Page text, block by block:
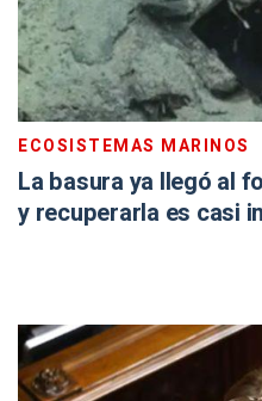
ECOSISTEMAS MARINOS
La basura ya llegó al
y recuperarla es casi